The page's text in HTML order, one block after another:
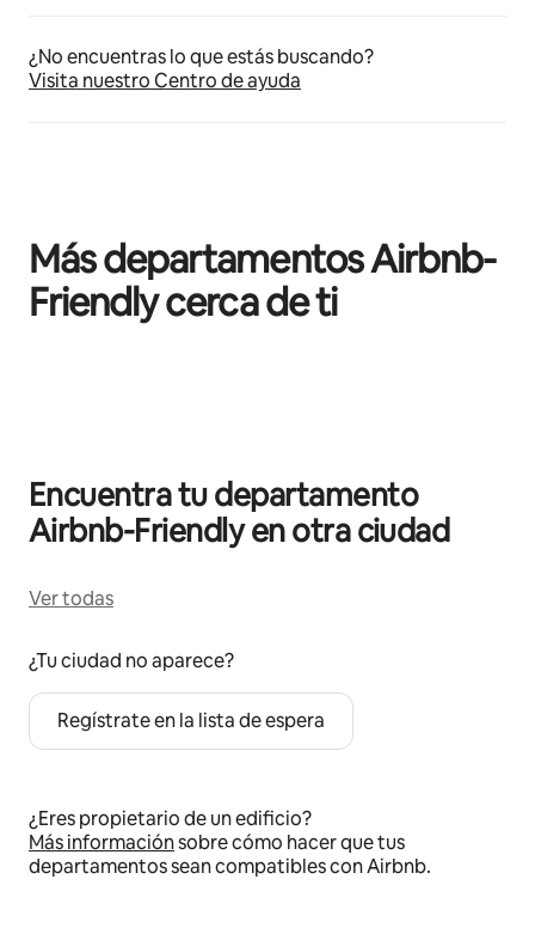
¿No encuentras lo que estás buscando?
Visita nuestro Centro de ayuda
Más departamentos Airbnb-
Friendly cerca de ti
Encuentra tu departamento
Airbnb-Friendly en otra ciudad
Ver todas
¿Tu ciudad no aparece?
Regístrate en la lista de espera
¿Eres propietario de un edificio?
Más informaciónsobre cómo hacer que tus
departamentos sean compatibles con Airbnb.